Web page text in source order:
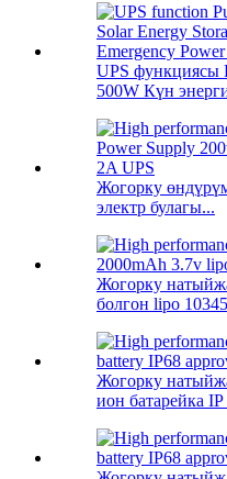
UPS функциясы
500W Күн
Жогорку
электр булагы...
Жогорку
болгон lipo
Жогорку
ион батарейка IP